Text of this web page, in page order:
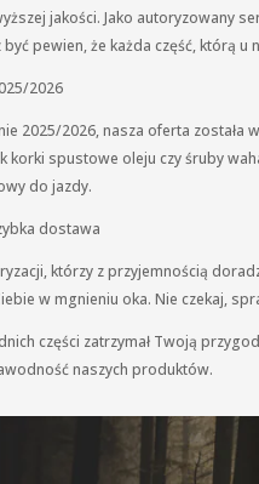
jakości. Jako autoryzowany
pewien, że każda część, którą
2026
2025/2026, nasza oferta
korki spustowe oleju czy śruby
do jazdy.
dostawa
którzy z przyjemnością
w mgnieniu oka. Nie czekaj,
części zatrzymał Twoją
naszych produktów.